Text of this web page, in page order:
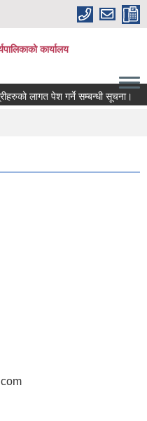
कार्यालय
लागत पेश गर्ने सम्बन्धी सूचना।